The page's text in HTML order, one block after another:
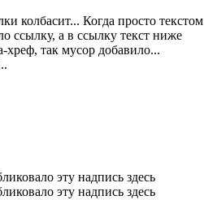
колбасит... Когда просто текстом
ссылку, а в ссылку текст ниже
хреф, так мусор добавило...
эту надпись здесь
эту надпись здесь